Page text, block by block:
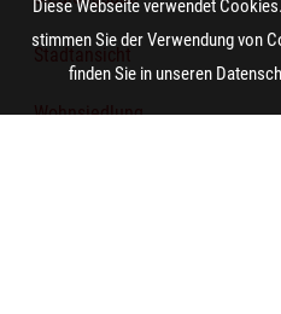
Wohnsiedlung
Diese Webseite verwendet
stimmen Sie der Verwendung von
finden Sie in unseren